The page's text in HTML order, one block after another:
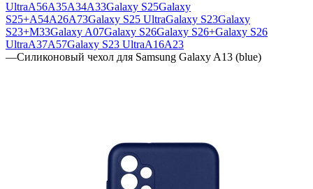
UltraA56A35A34A33Galaxy S25Galaxy
S25+A54A26A73Galaxy S25 UltraGalaxy S23Galaxy
S23+M33Galaxy A07Galaxy S26Galaxy S26+Galaxy S26
UltraA37A57Galaxy S23 UltraA16A23
—Силиконовый чехол для Samsung Galaxy A13 (blue)